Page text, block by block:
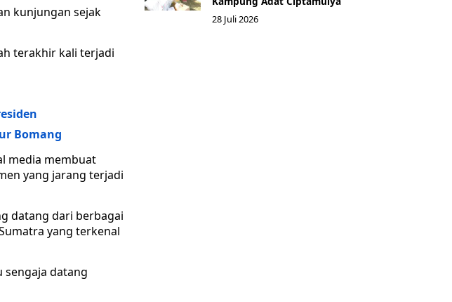
kunjungan sejak
terakhir kali terjadi
Bomang
media membuat
yang jarang terjadi
datang dari berbagai
yang terkenal
sengaja datang
28 Juli 2026